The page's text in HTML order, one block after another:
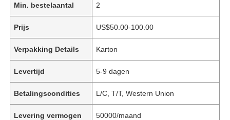
Min. bestelaantal 2
Prijs US$50.00-100.00
Verpakking Details Karton
Levertijd 5-9 dagen
Betalingscondities L/C, T/T, Western Union
Levering vermogen 50000/maand